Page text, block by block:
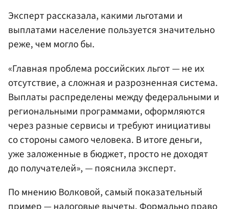
Эксперт рассказала, какими льготами и
выплатами население пользуется значительно
реже, чем могло бы.
«Главная проблема российских льгот — не их
отсутствие, а сложная и разрозненная система.
Выплаты распределены между федеральными и
региональными программами, оформляются
через разные сервисы и требуют инициативы
со стороны самого человека. В итоге деньги,
уже заложенные в бюджет, просто не доходят
до получателей», — пояснила эксперт.
По мнению Волковой, самый показательный